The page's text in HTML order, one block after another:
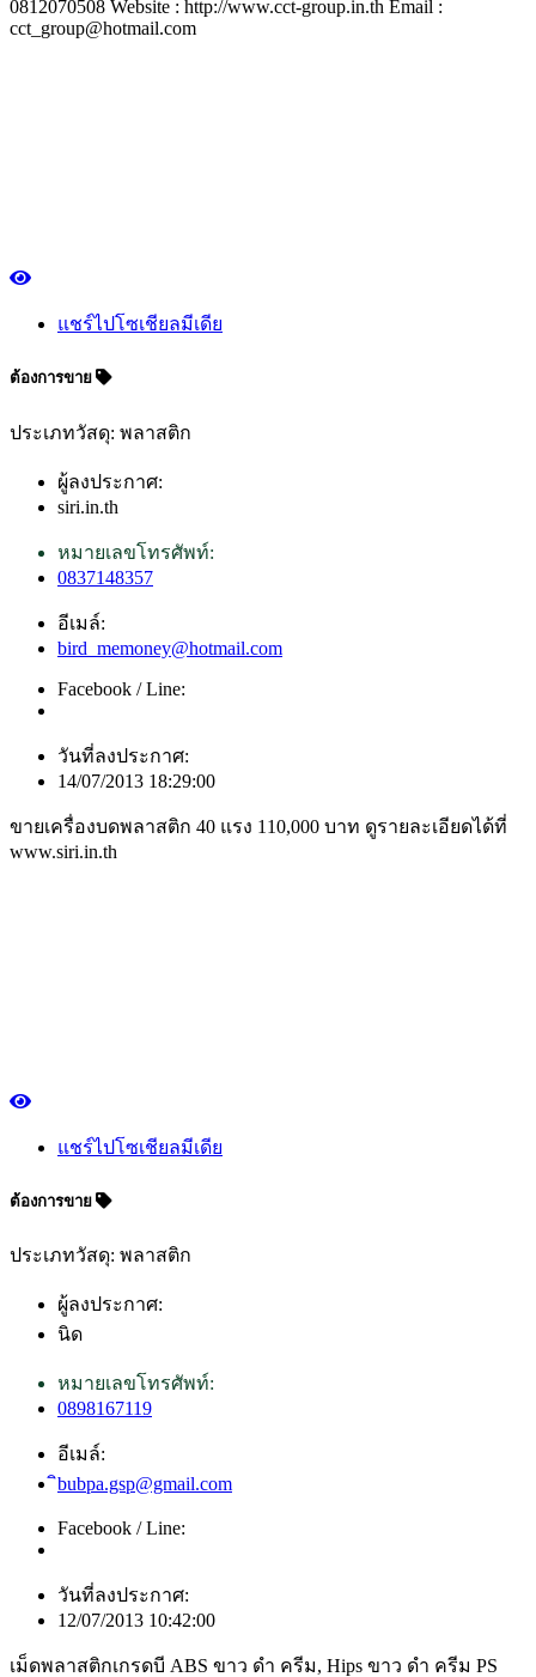
0812070508 Website : http://www.cct-group.in.th Email :
cct_group@hotmail.com
แชร์ไปโซเชียลมีเดีย
ต้องการขาย
ประเภทวัสดุ: พลาสติก
ผู้ลงประกาศ:
siri.in.th
หมายเลขโทรศัพท์:
0837148357
อีเมล์:
bird_memoney@hotmail.com
Facebook / Line:
วันที่ลงประกาศ:
14/07/2013 18:29:00
ขายเครื่องบดพลาสติก 40 แรง 110,000 บาท ดูรายละเอียดได้ที่
www.siri.in.th
แชร์ไปโซเชียลมีเดีย
ต้องการขาย
ประเภทวัสดุ: พลาสติก
ผู้ลงประกาศ:
นิด
หมายเลขโทรศัพท์:
0898167119
อีเมล์:
ิbubpa.gsp@gmail.com
Facebook / Line:
วันที่ลงประกาศ:
12/07/2013 10:42:00
เม็ดพลาสติกเกรดบี ABS ขาว ดำ ครีม, Hips ขาว ดำ ครีม PS